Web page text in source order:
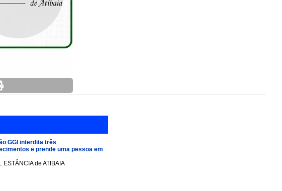
GGI interdita três
e prende uma pessoa em
ESTÂNCIA de ATIBAIA